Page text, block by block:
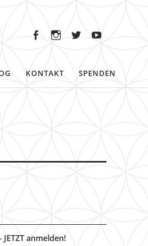
KONTAKT SPENDEN
JETZT anmelden!